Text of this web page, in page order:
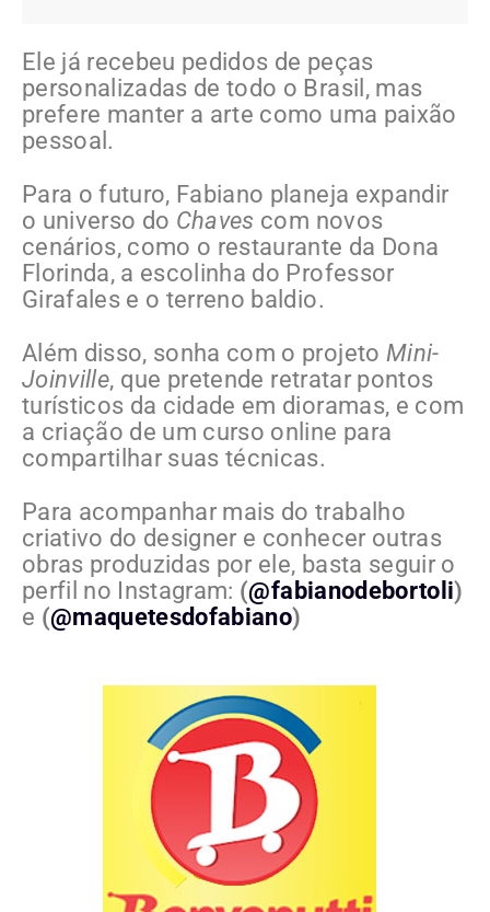
Ele já recebeu pedidos de peças
personalizadas de todo o Brasil, mas
prefere manter a arte como uma paixão
pessoal.
Para o futuro, Fabiano planeja expandir
o universo do Chaves com novos
cenários, como o restaurante da Dona
Florinda, a escolinha do Professor
Girafales e o terreno baldio.
Além disso, sonha com o projeto Mini-
Joinville, que pretende retratar pontos
turísticos da cidade em dioramas, e com
a criação de um curso online para
compartilhar suas técnicas.
Para acompanhar mais do trabalho
criativo do designer e conhecer outras
obras produzidas por ele, basta seguir o
perfil no Instagram: (@fabianodebortoli)
e (@maquetesdofabiano)